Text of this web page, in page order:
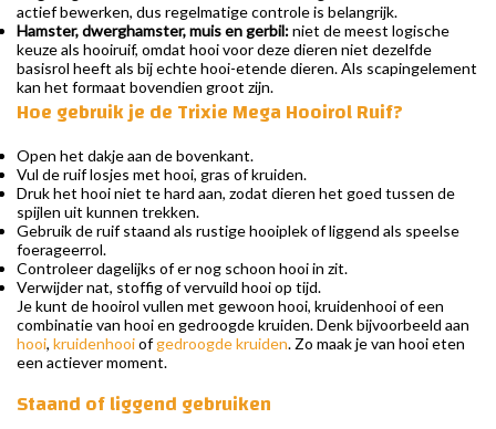
actief bewerken, dus regelmatige controle is belangrijk.
Hamster, dwerghamster, muis en gerbil:niet de meest logische
keuze als hooiruif, omdat hooi voor deze dieren niet dezelfde
basisrol heeft als bij echte hooi-etende dieren. Als scapingelement
kan het formaat bovendien groot zijn.
Hoe gebruik je de Trixie Mega Hooirol Ruif?
Open het dakje aan de bovenkant.
Vul de ruif losjes met hooi, gras of kruiden.
Druk het hooi niet te hard aan, zodat dieren het goed tussen de
spijlen uit kunnen trekken.
Gebruik de ruif staand als rustige hooiplek of liggend als speelse
foerageerrol.
Controleer dagelijks of er nog schoon hooi in zit.
Verwijder nat, stoffig of vervuild hooi op tijd.
Je kunt de hooirol vullen met gewoon hooi, kruidenhooi of een
combinatie van hooi en gedroogde kruiden. Denk bijvoorbeeld aan
hooi, kruidenhooiofgedroogde kruiden. Zo maak je van hooi eten
een actiever moment.
Staand of liggend gebruiken